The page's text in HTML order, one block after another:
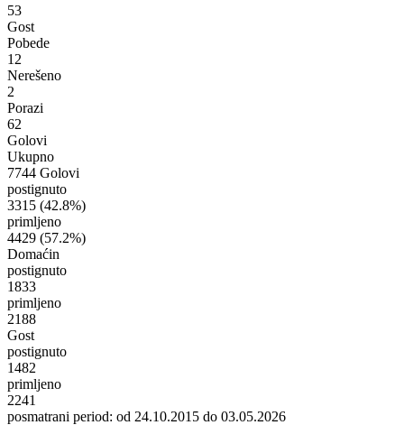
53
Gost
Pobede
12
Nerešeno
2
Porazi
62
Golovi
Ukupno
7744 Golovi
postignuto
3315 (42.8%)
primljeno
4429 (57.2%)
Domaćin
postignuto
1833
primljeno
2188
Gost
postignuto
1482
primljeno
2241
posmatrani period: od 24.10.2015 do 03.05.2026